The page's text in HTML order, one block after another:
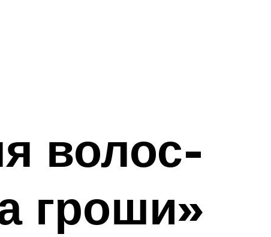
волос-
гроши»